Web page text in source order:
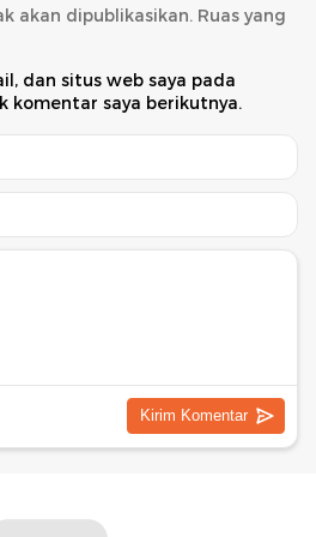
akan dipublikasikan. Ruas yang
dan situs web saya pada
komentar saya berikutnya.